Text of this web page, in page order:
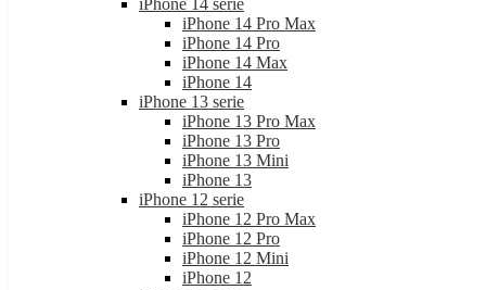
iPhone 14 Pro Max
iPhone 14 Pro
iPhone 14 Max
iPhone 14
iPhone 13 serie
iPhone 13 Pro Max
iPhone 13 Pro
iPhone 13 Mini
iPhone 13
iPhone 12 serie
iPhone 12 Pro Max
iPhone 12 Pro
iPhone 12 Mini
iPhone 12